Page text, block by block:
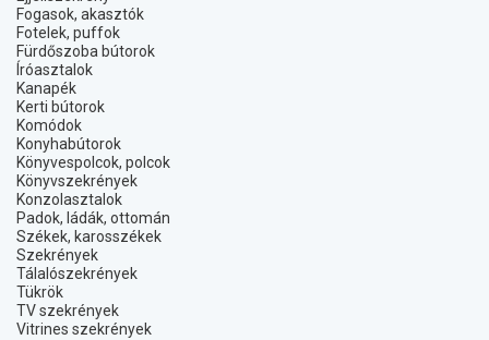
Fogasok, akasztók
Fotelek, puffok
Fürdőszoba bútorok
Íróasztalok
Kanapék
Kerti bútorok
Komódok
Konyhabútorok
Könyvespolcok, polcok
Könyvszekrények
Konzolasztalok
Padok, ládák, ottomán
Székek, karosszékek
Szekrények
Tálalószekrények
Tükrök
TV szekrények
Vitrines szekrények